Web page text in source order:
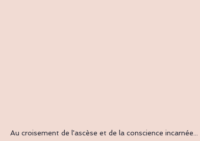
Au croisement de l'ascèse et de la conscience incarnée...